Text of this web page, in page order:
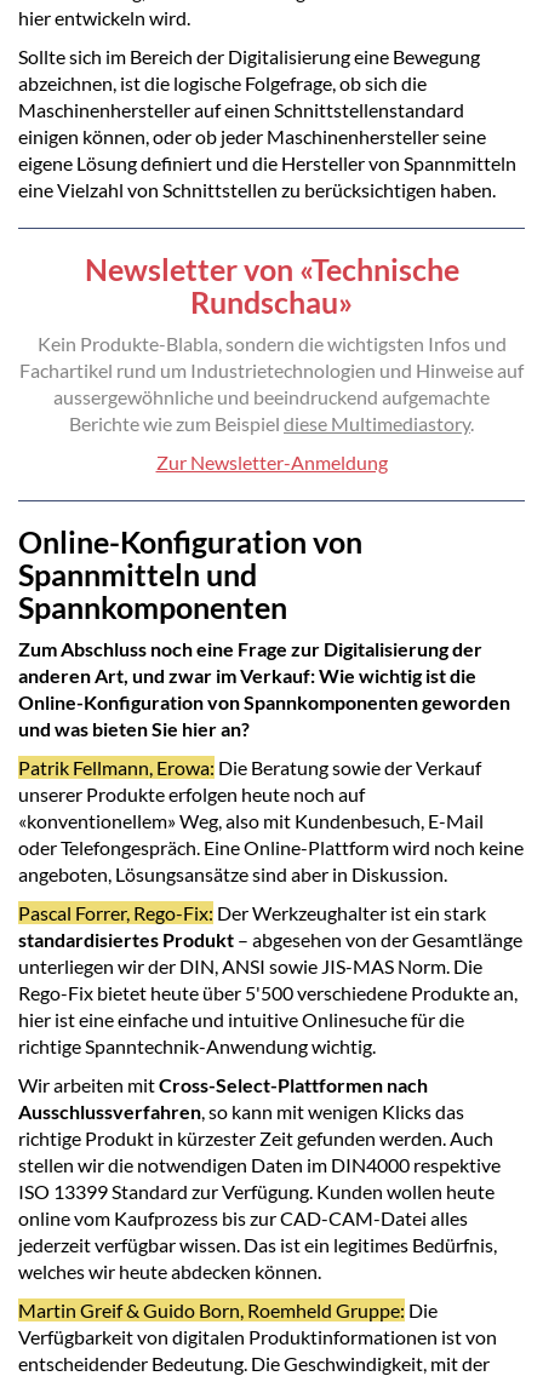
hier entwickeln wird.
Sollte sich im Bereich der Digitalisierung eine Bewegung
abzeichnen, ist die logische Folgefrage, ob sich die
Maschinenhersteller auf einen Schnittstellenstandard
einigen können, oder ob jeder Maschinenhersteller seine
eigene Lösung definiert und die Hersteller von Spannmitteln
eine Vielzahl von Schnittstellen zu berücksichtigen haben.
Newsletter von «Technische
Rundschau»
Kein Produkte-Blabla, sondern die wichtigsten Infos und
Fachartikel rund um Industrietechnologien und Hinweise auf
aussergewöhnliche und beeindruckend aufgemachte
Berichte wie zum Beispiel diese Multimediastory.
Zur Newsletter-Anmeldung
Online-Konfiguration von
Spannmitteln und
Spannkomponenten
Zum Abschluss noch eine Frage zur Digitalisierung der
anderen Art, und zwar im Verkauf: Wie wichtig ist die
Online-Konfiguration von Spannkomponenten geworden
und was bieten Sie hier an?
Patrik Fellmann, Erowa: Die Beratung sowie der Verkauf
unserer Produkte erfolgen heute noch auf
«konventionellem» Weg, also mit Kundenbesuch, E-Mail
oder Telefongespräch. Eine Online-Plattform wird noch keine
angeboten, Lösungsansätze sind aber in Diskussion.
Pascal Forrer, Rego-Fix: Der Werkzeughalter ist ein stark
standardisiertes Produkt – abgesehen von der Gesamtlänge
unterliegen wir der DIN, ANSI sowie JIS-MAS Norm. Die
Rego-Fix bietet heute über 5'500 verschiedene Produkte an,
hier ist eine einfache und intuitive Onlinesuche für die
richtige Spanntechnik-Anwendung wichtig.
Wir arbeiten mitCross-Select-Plattformen nach
Ausschlussverfahren , so kann mit wenigen Klicks das
richtige Produkt in kürzester Zeit gefunden werden. Auch
stellen wir die notwendigen Daten im DIN4000 respektive
ISO 13399 Standard zur Verfügung. Kunden wollen heute
online vom Kaufprozess bis zur CAD-CAM-Datei alles
jederzeit verfügbar wissen. Das ist ein legitimes Bedürfnis,
welches wir heute abdecken können.
Martin Greif & Guido Born, Roemheld Gruppe: Die
Verfügbarkeit von digitalen Produktinformationen ist von
entscheidender Bedeutung. Die Geschwindigkeit, mit der